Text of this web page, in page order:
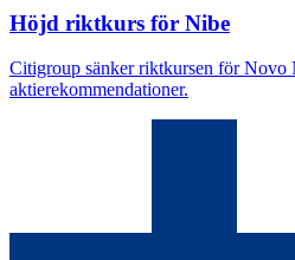
Höjd riktkurs för Nibe
Citigroup sänker riktkursen för Novo
aktierekommendationer.